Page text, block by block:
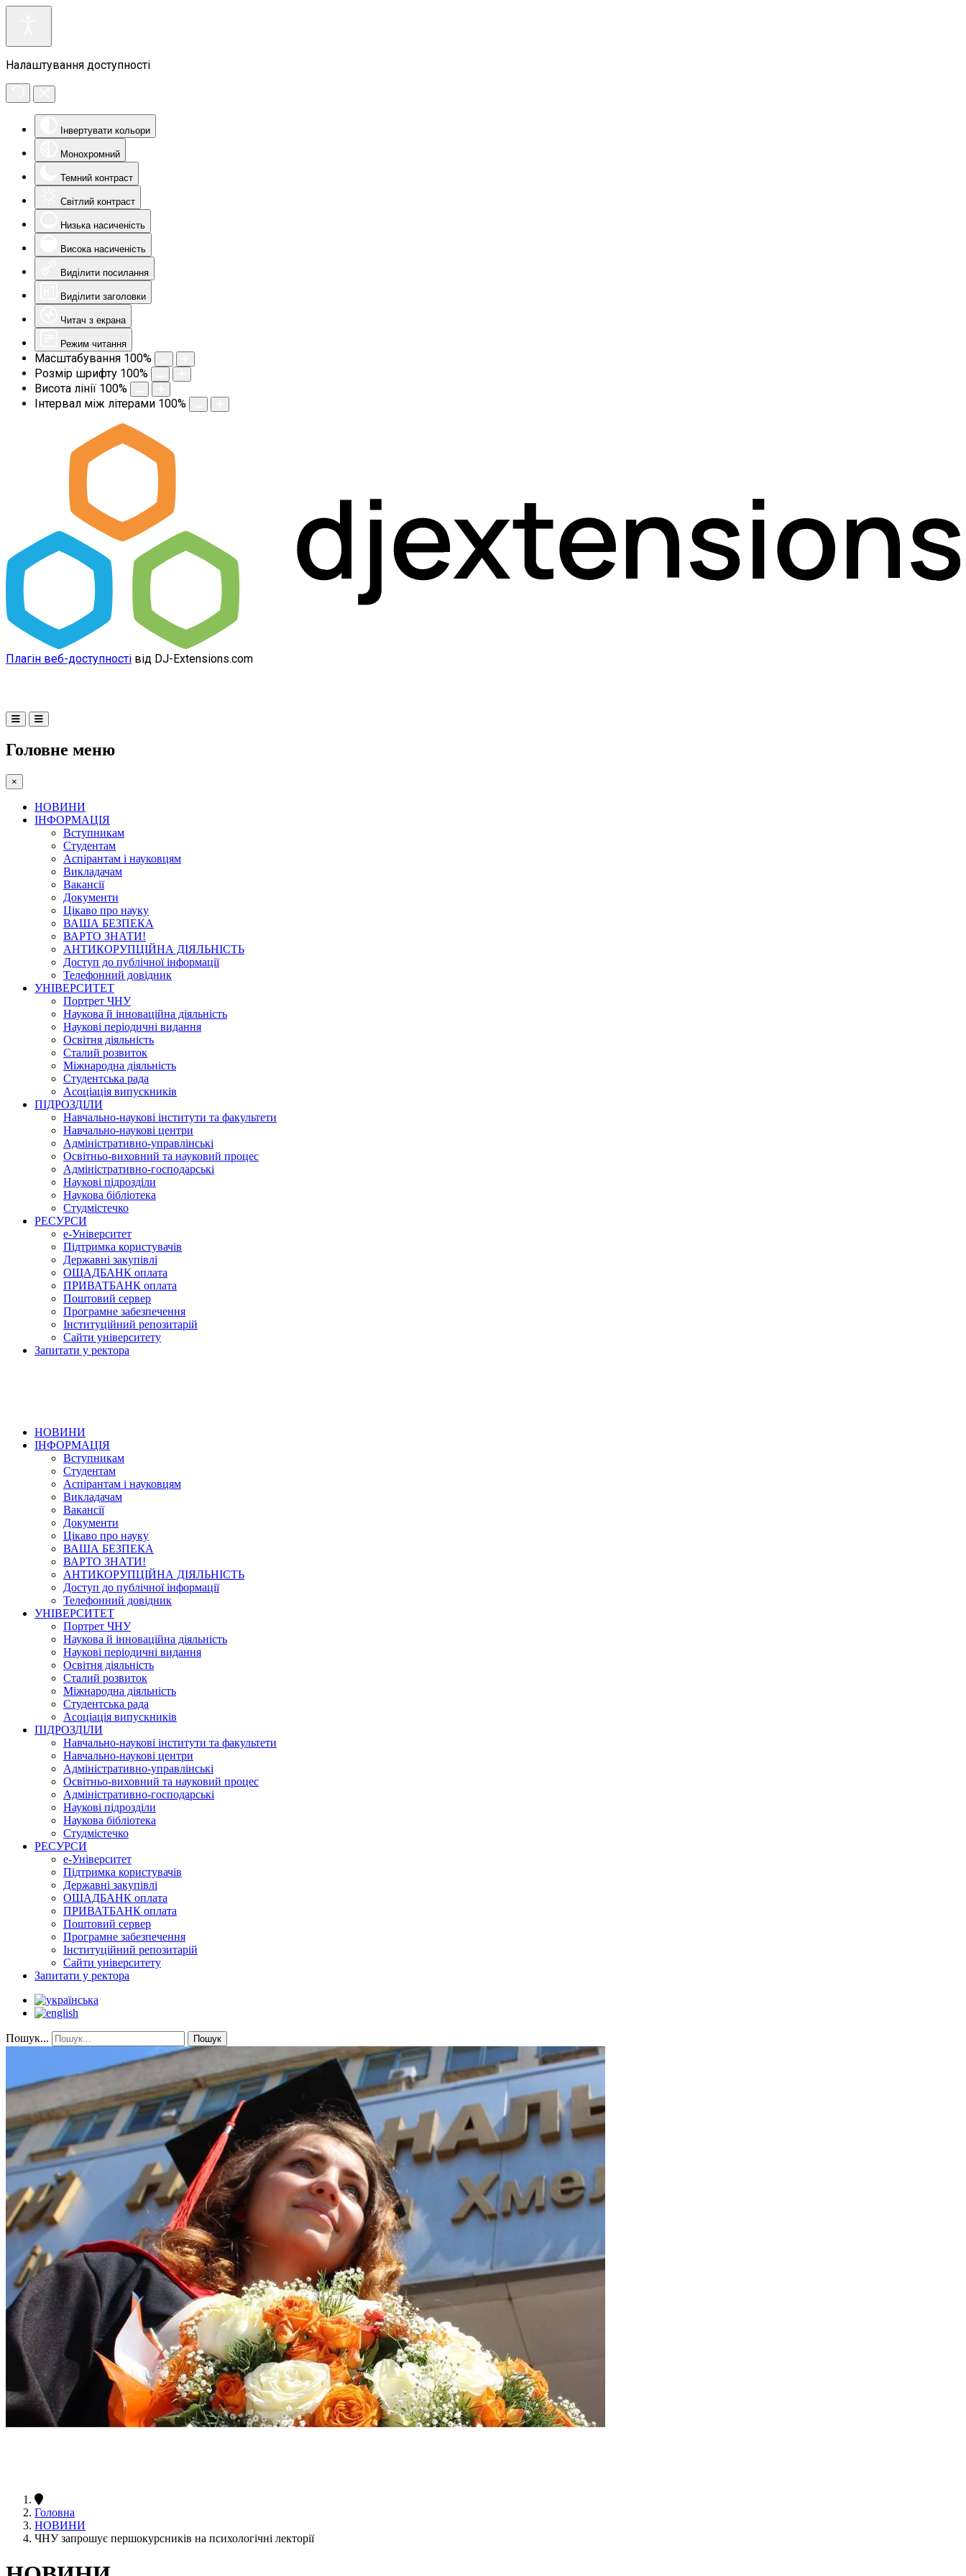
Налаштування доступності
Інвертувати кольори
Монохромний
Темний контраст
Світлий контраст
Низька насиченість
Висока насиченість
Виділити посилання
Виділити заголовки
Читач з екрана
Режим читання
Масштабування 100%
Розмір шрифту 100%
Висота лінії 100%
Інтервал між літерами 100%
Плагін веб-доступності від DJ-Extensions.com
Головне меню
×
НОВИНИ
ІНФОРМАЦІЯ
Вступникам
Студентам
Аспірантам і науковцям
Викладачам
Вакансії
Документи
Цікаво про науку
ВАША БЕЗПЕКА
ВАРТО ЗНАТИ!
АНТИКОРУПЦІЙНА ДІЯЛЬНІСТЬ
Доступ до публічної інформації
Телефонний довідник
УНІВЕРСИТЕТ
Портрет ЧНУ
Наукова й інноваційна діяльність
Наукові періодичні видання
Освітня діяльність
Сталий розвиток
Міжнародна діяльність
Студентська рада
Асоціація випускників
ПІДРОЗДІЛИ
Навчально-наукові інститути та факультети
Навчально-наукові центри
Адміністративно-управлінські
Освітньо-виховний та науковий процес
Адміністративно-господарські
Наукові підрозділи
Наукова бібліотека
Студмістечко
РЕСУРСИ
е-Університет
Підтримка користувачів
Державні закупівлі
ОЩАДБАНК оплата
ПРИВАТБАНК оплата
Поштовий сервер
Програмне забезпечення
Інституційний репозитарій
Сайти університету
Запитати у ректора
НОВИНИ
ІНФОРМАЦІЯ
Вступникам
Студентам
Аспірантам і науковцям
Викладачам
Вакансії
Документи
Цікаво про науку
ВАША БЕЗПЕКА
ВАРТО ЗНАТИ!
АНТИКОРУПЦІЙНА ДІЯЛЬНІСТЬ
Доступ до публічної інформації
Телефонний довідник
УНІВЕРСИТЕТ
Портрет ЧНУ
Наукова й інноваційна діяльність
Наукові періодичні видання
Освітня діяльність
Сталий розвиток
Міжнародна діяльність
Студентська рада
Асоціація випускників
ПІДРОЗДІЛИ
Навчально-наукові інститути та факультети
Навчально-наукові центри
Адміністративно-управлінські
Освітньо-виховний та науковий процес
Адміністративно-господарські
Наукові підрозділи
Наукова бібліотека
Студмістечко
РЕСУРСИ
е-Університет
Підтримка користувачів
Державні закупівлі
ОЩАДБАНК оплата
ПРИВАТБАНК оплата
Поштовий сервер
Програмне забезпечення
Інституційний репозитарій
Сайти університету
Запитати у ректора
Пошук... Пошук
Головна
НОВИНИ
ЧНУ запрошує першокурсників на психологічні лекторії